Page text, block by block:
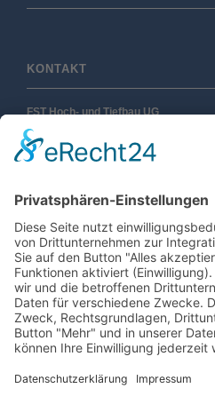
KONTAKT
FST Hoch- und Tiefbau UG
(haftungsbeschränkt)
Karlshagener Straße 3
Tel.: 0395 – 777 53 80
Fax: 0395 – 777 53 820
E-Mail: info(at)fst-hochtiefbau(punkt)de
SEITE DURCHSUCHEN